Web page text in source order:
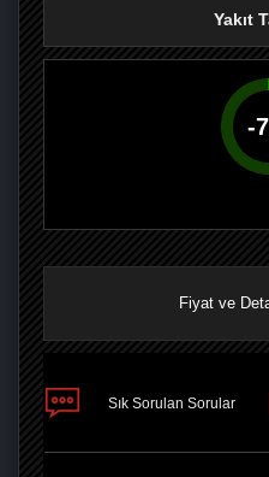
Yakıt
-7
Fiyat ve
Sık Sorulan Sorular